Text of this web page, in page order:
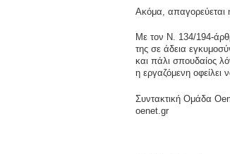
Ακόμα, απαγορεύεται
Με τον Ν. 134/194-
της σε άδεια
και πάλι σπουδαίος
η εργαζόμενη οφείλει
Συντακτική Ομάδα
oenet.gr